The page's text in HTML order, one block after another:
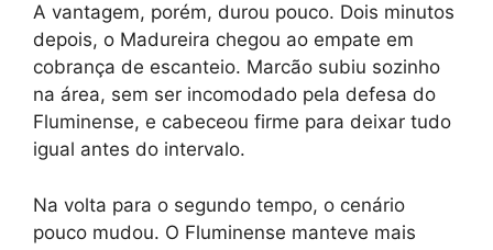
A vantagem, porém, durou pouco. Dois minutos
depois, o Madureira chegou ao empate em
cobrança de escanteio. Marcão subiu sozinho
na área, sem ser incomodado pela defesa do
Fluminense, e cabeceou firme para deixar tudo
igual antes do intervalo.
Na volta para o segundo tempo, o cenário
pouco mudou. O Fluminense manteve mais